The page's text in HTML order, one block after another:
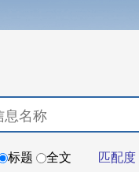
标题 全文 匹配度